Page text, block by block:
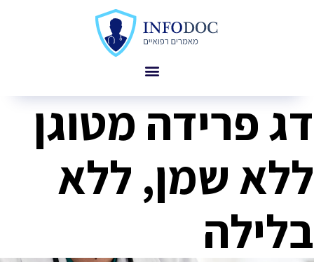
דג פרידה מטוגן
ללא שמן, ללא
בלילה